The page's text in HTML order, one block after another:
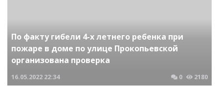
По факту гибели 4-х летнего ребенка при
пожаре в доме по улице Прокопьевской
организована проверка
16.05.2022 22:34 0 2180